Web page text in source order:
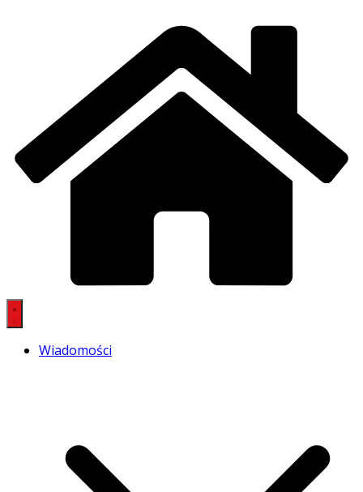
Wiadomości